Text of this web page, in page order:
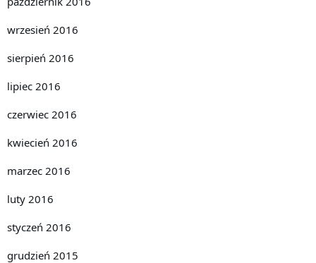
wrzesień 2016
sierpień 2016
lipiec 2016
czerwiec 2016
kwiecień 2016
marzec 2016
luty 2016
styczeń 2016
grudzień 2015